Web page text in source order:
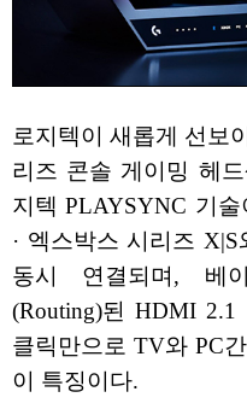
로지텍이 새롭게 선보
리즈 콘솔 게이밍 헤
지텍 PLAYSYNC 기
· 엑스박스 시리즈
동시 연결되며, 베
(Routing)된 HDMI
클릭만으로 TV와 PC
이 특징이다.